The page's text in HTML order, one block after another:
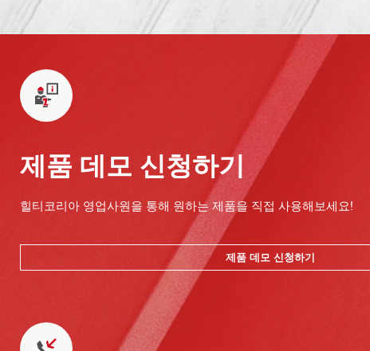
제품 데모 신청하기
힐티코리아 영업사원을 통해 원하는 제품을 직접 사용해보세요!
제품 데모 신청하기